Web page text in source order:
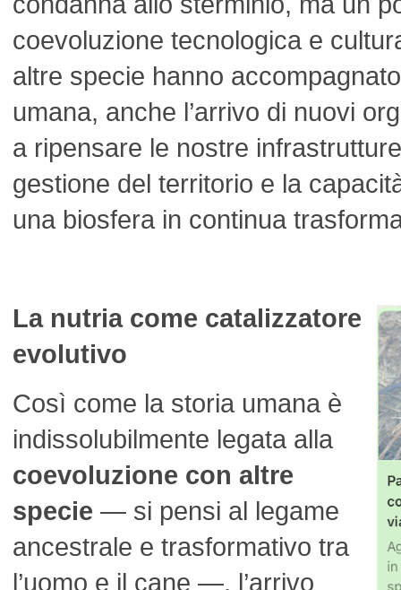
coevoluzione tecnologica e
altre specie hanno
umana, anche l’arrivo di nuovi
a ripensare le nostre
gestione del territorio e la
una biosfera in continua
La nutria come catalizzatore
evolutivo
Così come la storia umana è
indissolubilmente legata alla
coevoluzione con altre
specie — si pensi al legame
ancestrale e trasformativo tra
l’uomo e il cane —, l’arrivo